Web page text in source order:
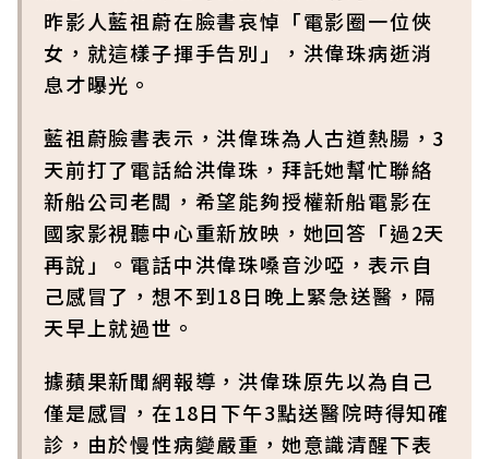
昨影人藍祖蔚在臉書哀悼「電影圈一位俠
女，就這樣子揮手告別」，洪偉珠病逝消
息才曝光。
藍祖蔚臉書表示，洪偉珠為人古道熱腸，3
天前打了電話給洪偉珠，拜託她幫忙聯絡
新船公司老闆，希望能夠授權新船電影在
國家影視聽中心重新放映，她回答「過2天
再說」。電話中洪偉珠嗓音沙啞，表示自
己感冒了，想不到18日晚上緊急送醫，隔
天早上就過世。
據蘋果新聞網報導，洪偉珠原先以為自己
僅是感冒，在18日下午3點送醫院時得知確
診，由於慢性病變嚴重，她意識清醒下表